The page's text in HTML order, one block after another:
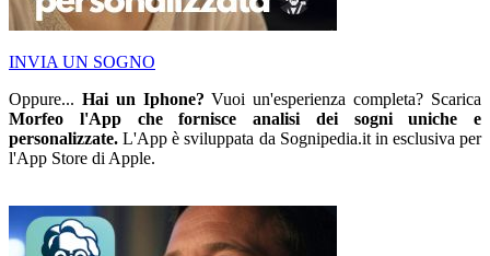
INVIA UN SOGNO
Oppure... Hai un Iphone? Vuoi un'esperienza completa? Scarica
Morfeo l'App che fornisce analisi dei sogni uniche e
personalizzate. L'App è sviluppata da Sognipedia.it in esclusiva per
l'App Store di Apple.